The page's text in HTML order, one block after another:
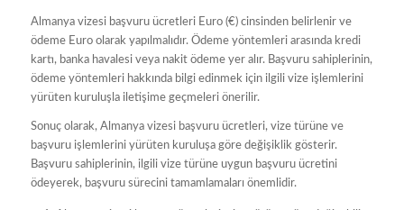
Almanya vizesi başvuru ücretleri Euro (€) cinsinden belirlenir ve
ödeme Euro olarak yapılmalıdır. Ödeme yöntemleri arasında kredi
kartı, banka havalesi veya nakit ödeme yer alır. Başvuru sahiplerinin,
ödeme yöntemleri hakkında bilgi edinmek için ilgili vize işlemlerini
yürüten kuruluşla iletişime geçmeleri önerilir.
Sonuç olarak, Almanya vizesi başvuru ücretleri, vize türüne ve
başvuru işlemlerini yürüten kuruluşa göre değişiklik gösterir.
Başvuru sahiplerinin, ilgili vize türüne uygun başvuru ücretini
ödeyerek, başvuru sürecini tamamlamaları önemlidir.